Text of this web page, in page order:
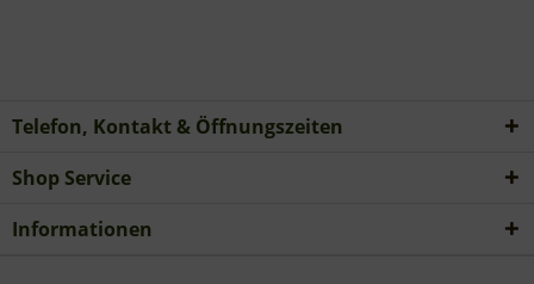
Telefon, Kontakt & Öffnungszeiten
Shop Service
Informationen